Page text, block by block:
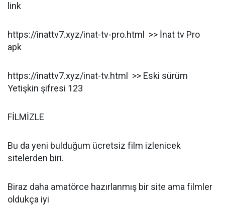
link
https://inattv7.xyz/inat-tv-pro.html >> İnat tv Pro
apk
https://inattv7.xyz/inat-tv.html >> Eski sürüm
Yetişkin şifresi 123
FİLMİZLE
Bu da yeni bulduğum ücretsiz film izlenicek
sitelerden biri.
Biraz daha amatörce hazırlanmış bir site ama filmler
oldukça iyi